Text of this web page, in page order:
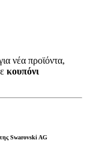
νέα προϊόντα,
κουπόνι
Swarovski AG